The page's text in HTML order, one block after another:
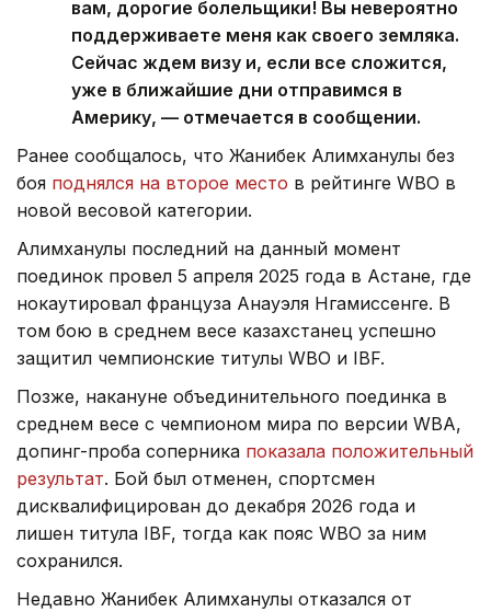
вам, дорогие болельщики! Вы невероятно
поддерживаете меня как своего земляка.
Сейчас ждем визу и, если все сложится,
уже в ближайшие дни отправимся в
Америку, — отмечается в сообщении.
Ранее сообщалось, что Жанибек Алимханулы без
боя поднялся на второе место в рейтинге WBO в
новой весовой категории.
Алимханулы последний на данный момент
поединок провел 5 апреля 2025 года в Астане, где
нокаутировал француза Анауэля Нгамиссенге. В
том бою в среднем весе казахстанец успешно
защитил чемпионские титулы WBO и IBF.
Позже, накануне объединительного поединка в
среднем весе с чемпионом мира по версии WBA,
допинг-проба соперника показала положительный
результат. Бой был отменен, спортсмен
дисквалифицирован до декабря 2026 года и
лишен титула IBF, тогда как пояс WBO за ним
сохранился.
Недавно Жанибек Алимханулы отказался от